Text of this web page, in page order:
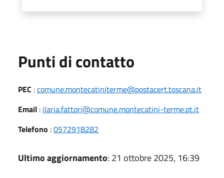
Punti di contatto
PEC :comune.montecatiniterme@postacert.toscana.it
Email : ilaria.fattori@comune.montecatini-terme.pt.it
Telefono :0572918282
Ultimo aggiornamento: 21 ottobre 2025, 16:39